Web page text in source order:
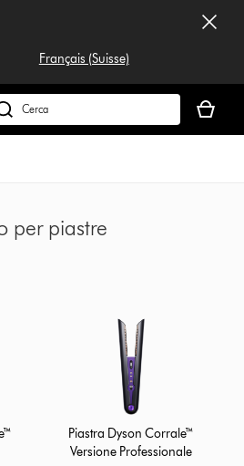
Français (Suisse)
carrello
è
per piastre
Piastra Dyson Corrale™
Versione Professionale